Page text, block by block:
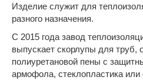
Изделие служит для
разного назначения.
С 2015 года завод
выпускает скорлупы для труб,
полиуретановой пены с
армофола, стеклопластика или